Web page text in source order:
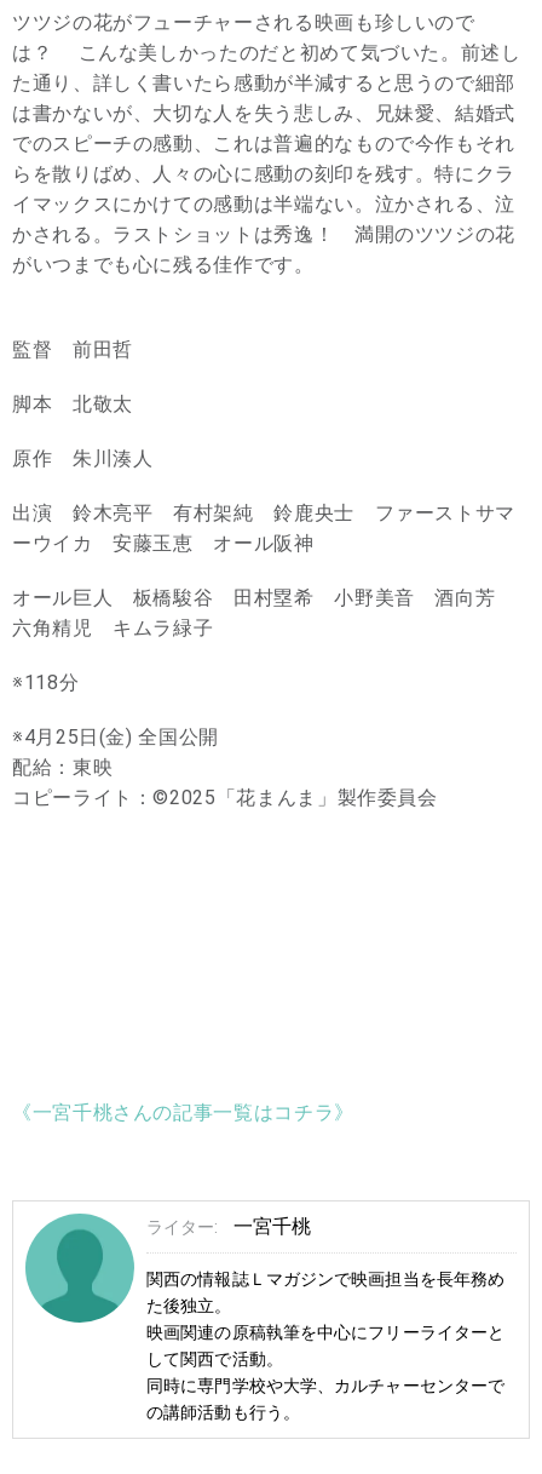
ツツジの花がフューチャーされる映画も珍しいので
は？ こんな美しかったのだと初めて気づいた。前述し
た通り、詳しく書いたら感動が半減すると思うので細部
は書かないが、大切な人を失う悲しみ、兄妹愛、結婚式
でのスピーチの感動、これは普遍的なもので今作もそれ
らを散りばめ、人々の心に感動の刻印を残す。特にクラ
イマックスにかけての感動は半端ない。泣かされる、泣
かされる。ラストショットは秀逸！ 満開のツツジの花
がいつまでも心に残る佳作です。
監督 前田哲
脚本 北敬太
原作 朱川湊人
出演 鈴木亮平 有村架純 鈴鹿央士 ファーストサマ
ーウイカ 安藤玉恵 オール阪神
オール巨人 板橋駿谷 田村塁希 小野美音 酒向芳
六角精児 キムラ緑子
※118分
※4月25日(金) 全国公開
配給：東映
コピーライト：©2025「花まんま」製作委員会
《一宮千桃さんの記事一覧はコチラ》
ライター: 一宮千桃
関西の情報誌Ｌマガジンで映画担当を長年務め
た後独立。
映画関連の原稿執筆を中心にフリーライターと
して関西で活動。
同時に専門学校や大学、カルチャーセンターで
の講師活動も行う。